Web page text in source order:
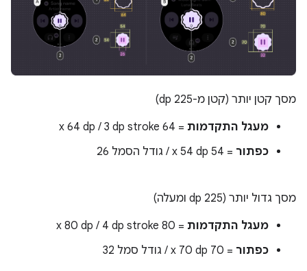
מסך קטן יותר (קטן מ-225 dp)
מעגל התקדמות = 64 x 64 dp / 3 dp stroke
כפתור = 54 x 54 dp / גודל הסמל 26
מסך גדול יותר (225 dp ומעלה)
מעגל התקדמות = 80 x 80 dp / 4 dp stroke
כפתור = 70 x 70 dp / גודל סמל 32